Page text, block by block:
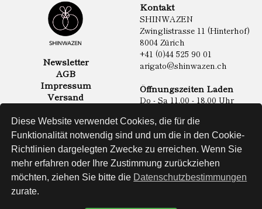
Diese Website verwendet Cookies, die für die
Funktionalität notwendig sind und um die in den Cookie-
Richtlinien dargelegten Zwecke zu erreichen. Wenn Sie
mehr erfahren oder Ihre Zustimmung zurückziehen
möchten, ziehen Sie bitte die Datenschutzbestimmungen
zurate.
Newsletter
AGB
Impressum
Versand
Kontakt
SHINWAZEN
Zwinglistrasse 11 (Hinterhof)
8004 Zürich
+41 (0)44 525 90 01
arigato@shinwazen.ch
Öffnungszeiten Laden
Do - Sa 11.00 - 18.00 Uhr
Online Shop
Lebensmittel
Sake & Shochu
Non Food
Spirituosen